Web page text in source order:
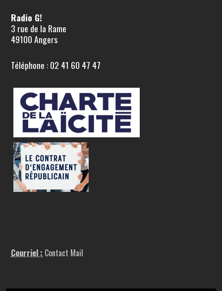
Radio G!
3 rue de la Rame
49100 Angers
Téléphone : 02 41 60 47 47
Courriel : Contact Mail